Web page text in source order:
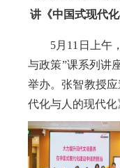
讲《中国式现代化
5月11日上午
与政策”课系列讲
举办。张智教授
代化与人的现代化